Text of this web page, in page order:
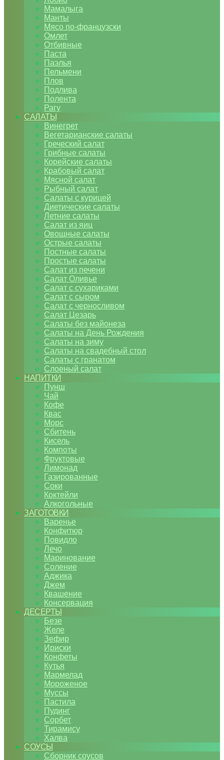
Мамалыга
Манты
Мясо по-французски
Омлет
Отбивные
Паста
Паэлья
Пельмени
Плов
Подлива
Полента
Рагу
САЛАТЫ
Винегрет
Вегетарианские салаты
Греческий салат
Грибные салаты
Корейские салаты
Крабовый салат
Мясной салат
Рыбный салат
Салаты с курицей
Диетические салаты
Летние салаты
Салат из яиц
Овощные салаты
Острые салаты
Постные салаты
Простые салаты
Салат из печени
Салат Оливье
Салат с сухариками
Салат с сыром
Салат с черносливом
Салат Цезарь
Салаты без майонеза
Салаты на День Рождения
Салаты на зиму
Салаты на свадебный стол
Салаты с гранатом
Слоеный салат
НАПИТКИ
Пунш
Чай
Кофе
Квас
Морс
Сбитень
Кисель
Компоты
Фруктовые
Лимонад
Газированные
Соки
Коктейли
Алкогольные
ЗАГОТОВКИ
Варенье
Конфитюр
Повидло
Лечо
Маринование
Соление
Аджика
Джем
Квашение
Консервация
ДЕСЕРТЫ
Безе
Желе
Зефир
Ириски
Конфеты
Кутья
Мармелад
Мороженое
Муссы
Пастила
Пудинг
Сорбет
Тирамису
Халва
СОУСЫ
Сборник соусов